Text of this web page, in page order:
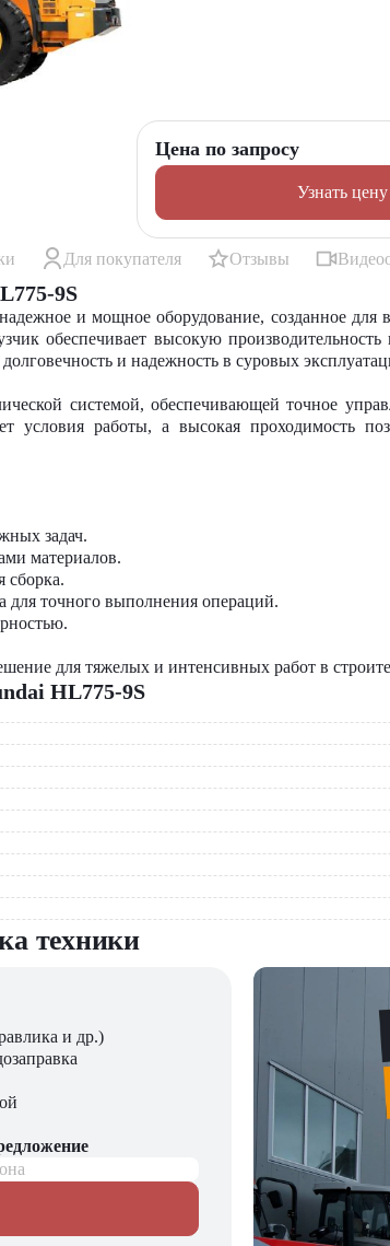
Цена по запросу
Узнать цену
Для покупателя Отзывы
9S
и мощное оборудование, созданное
обеспечивает высокую
и надежность в суровых
системой, обеспечивающей точное
работы, а высокая проходимость
задач.
материалов.
сборка.
для точного выполнения операций.
для тяжелых и интенсивных работ в
HL775-9S
техники
и др.)